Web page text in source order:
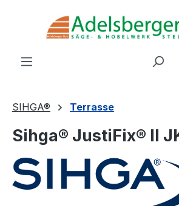
Zum Hauptinhalt springen
SIHGA® Terrasse
Sihga® JustiFix® II